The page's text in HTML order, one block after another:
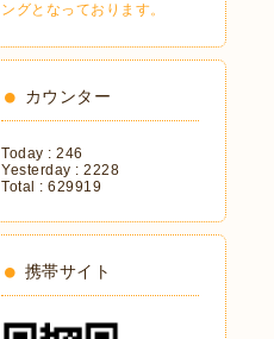
ングとなっております。
カウンター
Today : 246
Yesterday : 2228
Total : 629919
携帯サイト